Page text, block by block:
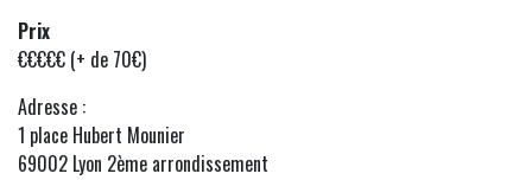
Prix
€€€€€ (+ de 70€)
Adresse :
1 place Hubert Mounier
69002 Lyon 2ème arrondissement